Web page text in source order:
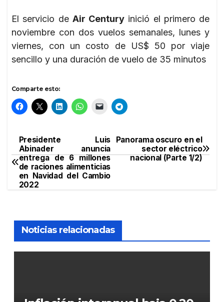
El servicio de Air Century inició el primero de
noviembre con dos vuelos semanales, lunes y
viernes, con un costo de US$ 50 por viaje
sencillo y una duración de vuelo de 35 minutos
Comparte esto:
Navegación
de
entradas
Panorama oscuro en el
sector eléctrico
nacional (Parte 1/2)
Presidente Luis
Abinader anuncia
entrega de 6 millones
de raciones alimenticias
en Navidad del Cambio
2022
Noticias relacionadas